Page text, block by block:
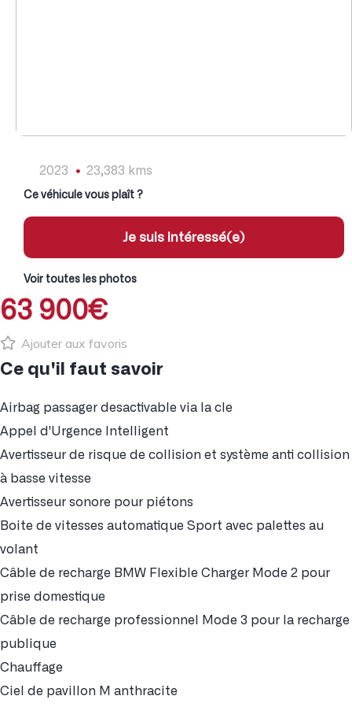
2023 23,383 kms
Ce véhicule vous plaît ?
Je suis intéressé(e)
Voir toutes les photos
63 900€
Ajouter aux favoris
Ce qu'il faut savoir
Airbag passager desactivable via la cle
Appel d'Urgence Intelligent
Avertisseur de risque de collision et système anti collision
à basse vitesse
Avertisseur sonore pour piétons
Boite de vitesses automatique Sport avec palettes au
volant
Câble de recharge BMW Flexible Charger Mode 2 pour
prise domestique
Câble de recharge professionnel Mode 3 pour la recharge
publique
Chauffage
Ciel de pavillon M anthracite